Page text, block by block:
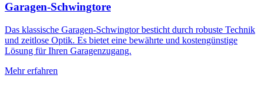
Garagen-Schwingtore
Das klassische Garagen-Schwingtor besticht durch robuste Technik
und zeitlose Optik. Es bietet eine bewährte und kostengünstige
Lösung für Ihren Garagenzugang.
Mehr erfahren